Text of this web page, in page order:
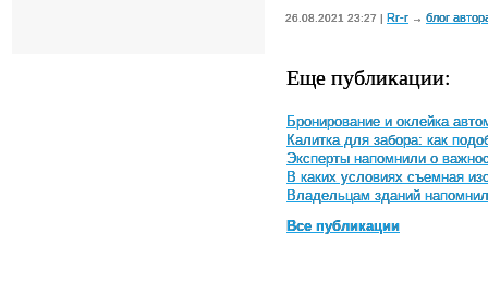
26.08.2021 23:27 | Rr-r → блог
Еще публикации:
Бронирование и оклейка
Калитка для забора: как
Эксперты напомнили о
В каких условиях съемная
Владельцам зданий
Все публикации